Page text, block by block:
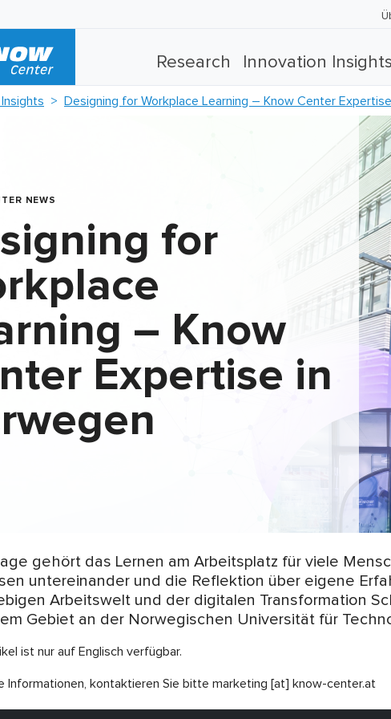
Research Innovation Insights
Designing for Workplace Learning – Know Center
NEWS
for
– Know
Expertise in
gehört das Lernen am Arbeitsplatz für viele
untereinander und die Reflektion über eigene
Arbeitswelt und der digitalen Transformation
Gebiet an der Norwegischen Universität für
ist nur auf Englisch verfügbar.
Informationen, kontaktieren Sie bitte marketing [at] know-center.at